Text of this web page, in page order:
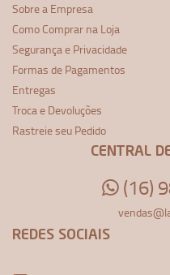
Sobre a Empresa
Como Comprar na Loja
Segurança e Privacidade
Formas de Pagamentos
Entregas
Troca e Devoluções
Rastreie seu Pedido
CENTRAL
(16)
REDES SOCIAIS